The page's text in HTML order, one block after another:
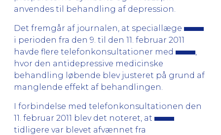
anvendes til behandling af depression.
Det fremgår af journalen, at speciallæge
i perioden fra den 9. til den 11. februar 2011
havde flere telefonkonsultationer med
hvor den antidepressive medicinske
behandling løbende blev justeret på grund af
manglende effekt af behandlingen.
I forbindelse med telefonkonsultationen den
11. februar 2011 blev det noteret, at
tidligere var blevet afvænnet fra